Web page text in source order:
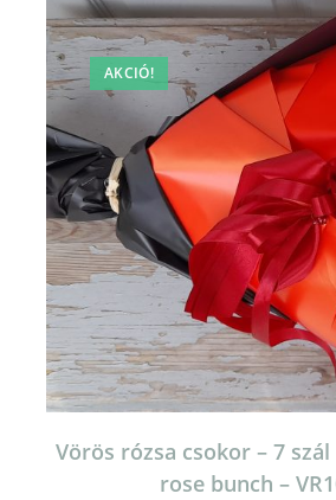
AKCIÓ!
Vörös rózsa csokor – 7
rose bunch –